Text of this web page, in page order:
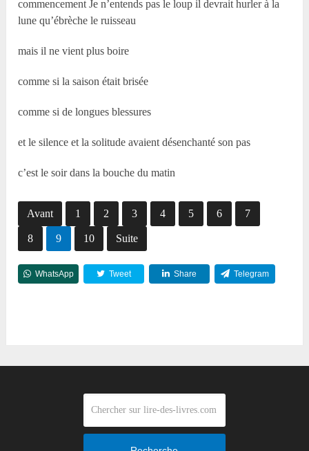
commencement Je n’entends pas le loup il devrait hurler à la
lune qu’ébrèche le ruisseau
mais il ne vient plus boire
comme si la saison était brisée
comme si de longues blessures
et le silence et la solitude avaient désenchanté son pas
c’est le soir dans la bouche du matin
Avant 1 2 3 4 5 6 7
8 9 10 Suite
WhatsApp Tweet Share Telegram